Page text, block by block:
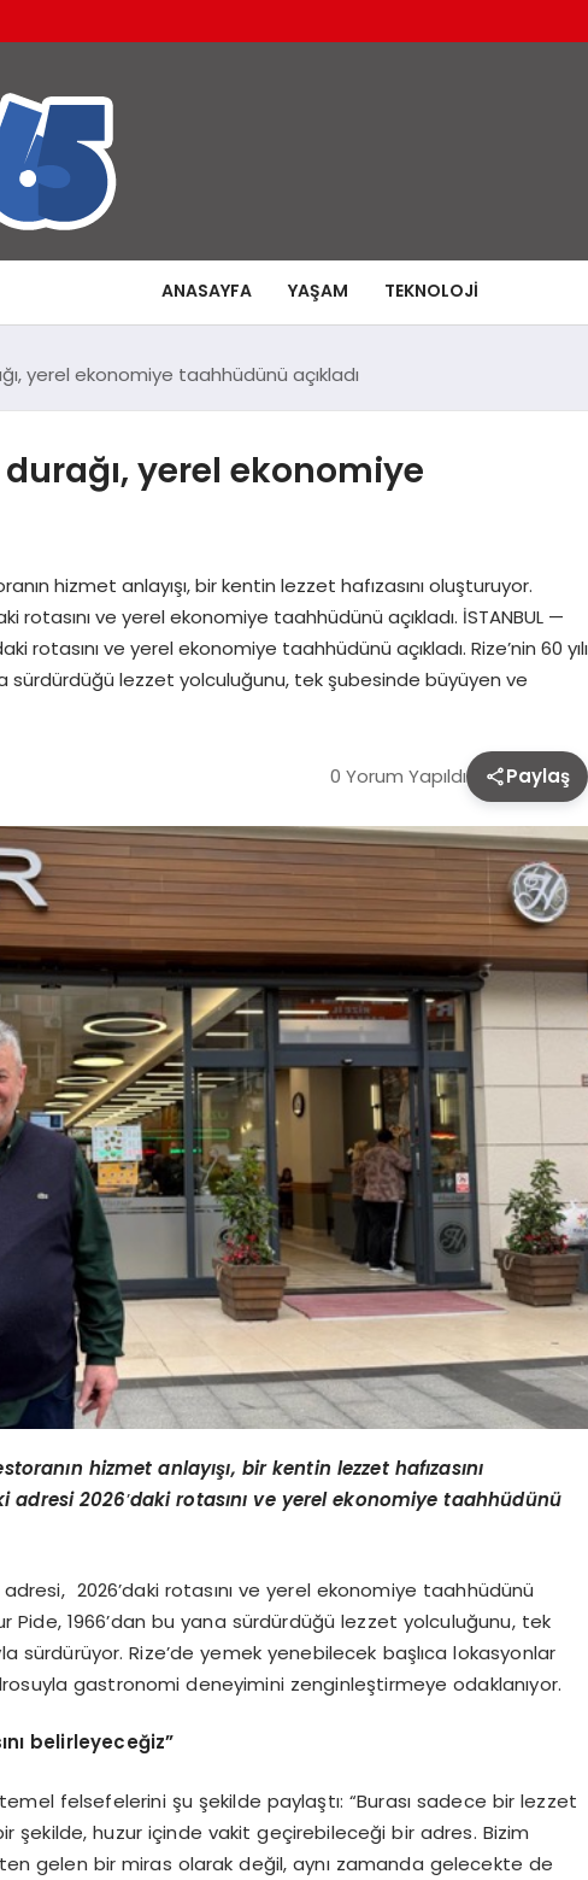
ANASAYFA YAŞAM TEKNOLOJI
yerel ekonomiye taahhüdünü açıkladı
durağı, yerel ekonomiye
hizmet anlayışı, bir kentin lezzet hafızasını oluşturuyor.
rotasını ve yerel ekonomiye taahhüdünü açıkladı. İSTANBUL —
rotasını ve yerel ekonomiye taahhüdünü açıkladı. Rize’nin 60 yılı
sürdürdüğü lezzet yolculuğunu, tek şubesinde büyüyen ve
0 Yorum Yapıldı Paylaş
hizmet anlayışı, bir kentin lezzet hafızasını
adresi 2026’daki rotasını ve yerel ekonomiye taahhüdünü
2026’daki rotasını ve yerel ekonomiye taahhüdünü
Pide, 1966’dan bu yana sürdürdüğü lezzet yolculuğunu, tek
sürdürüyor. Rize’de yemek yenebilecek başlıca lokasyonlar
gastronomi deneyimini zenginleştirmeye odaklanıyor.
belirleyeceğiz”
felsefelerini şu şekilde paylaştı: “Burası sadece bir lezzet
şekilde, huzur içinde vakit geçirebileceği bir adres. Bizim
gelen bir miras olarak değil, aynı zamanda gelecekte de